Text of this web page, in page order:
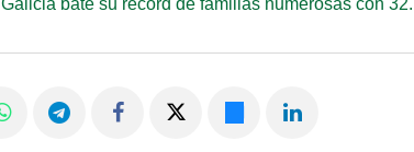
Galicia bate su récord de familias numerosas con